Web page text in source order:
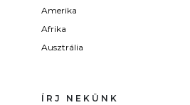
Amerika
Afrika
Ausztrália
ÍRJ NEKÜNK